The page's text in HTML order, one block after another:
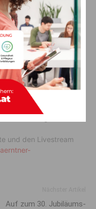
Prettner. Es sei wichtig,
anzubieten und
am gesellschaftlichen
die Bedeutung des
der Enquete sowie
und den Livestream
Auf zum 30. Jubiläums-